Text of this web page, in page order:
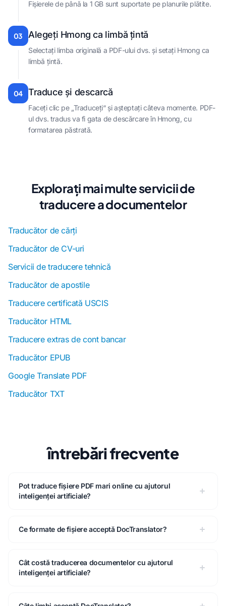
Fișierele de până la 1 GB sunt suportate pe planurile plătite.
03 Alegeți Hmong ca limbă țintă
Selectați limba originală a PDF-ului dvs. și setați Hmong ca
limbă țintă.
04 Traduce și descarcă
Faceți clic pe „Traduceți“ și așteptați câteva momente. PDF-
ul dvs. tradus va fi gata de descărcare în Hmong, cu
formatarea păstrată.
Explorați mai multe servicii de
traducere a documentelor
Traducător de cărți
Traducător de CV-uri
Servicii de traducere tehnică
Traducător de apostile
Traducere certificată USCIS
Traducător HTML
Traducere extras de cont bancar
Traducător EPUB
Google Translate PDF
Traducător TXT
întrebări frecvente
Pot traduce fișiere PDF mari online cu ajutorul
inteligenței artificiale?
Ce formate de fișiere acceptă DocTranslator?
Cât costă traducerea documentelor cu ajutorul
inteligenței artificiale?